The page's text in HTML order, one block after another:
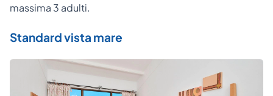
massima 3 adulti.
Standard vista mare